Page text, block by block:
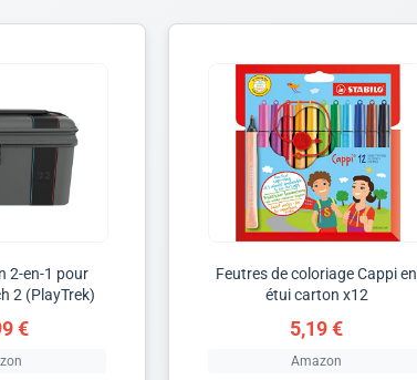
2-en-1 pour
2 (PlayTrek)
€
Feutres de coloriage Cappi en
étui carton x12
5,19 €
Amazon